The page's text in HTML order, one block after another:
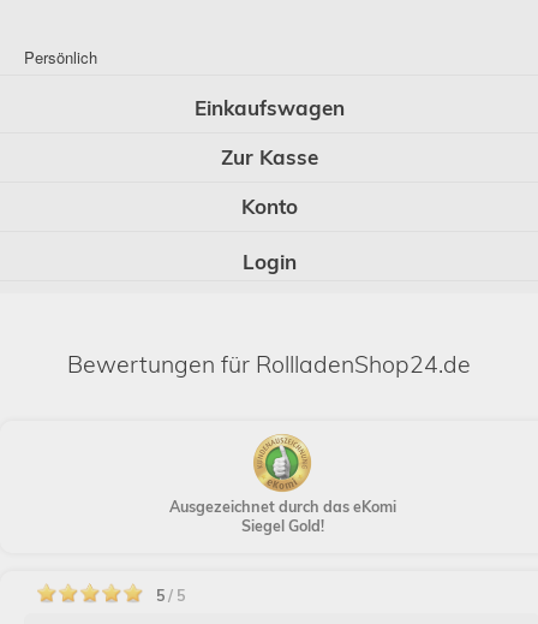
Persönlich
Einkaufswagen
Zur Kasse
Konto
Login
Bewertungen für RollladenShop24.de
Ausgezeichnet durch das eKomi
Siegel Gold!
5/ 5